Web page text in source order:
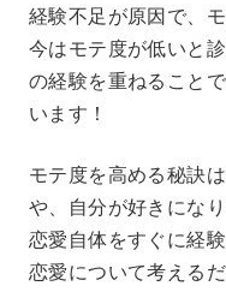
経験不足が原因で、
今はモテ度が低いと
の経験を重ねること
います！
モテ度を高める秘訣
や、自分が好きにな
恋愛自体をすぐに経
恋愛について考える